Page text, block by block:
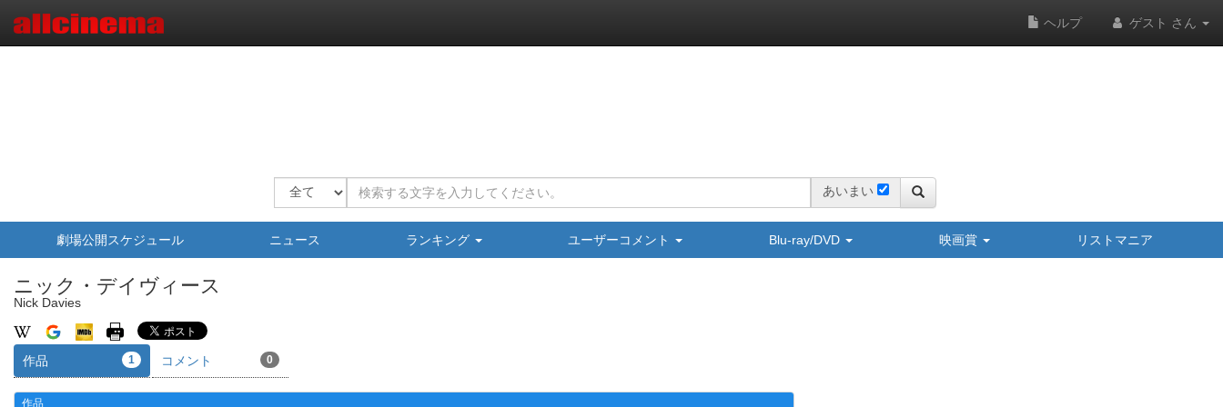
ヘルプ ゲスト さん
あいまい
劇場公開スケジュール ニュース ランキング ユーザーコメント Blu-ray/DVD 映画賞 リストマニア
ニック・デイヴィース
Nick Davies
作品 1 コメント 0
作品